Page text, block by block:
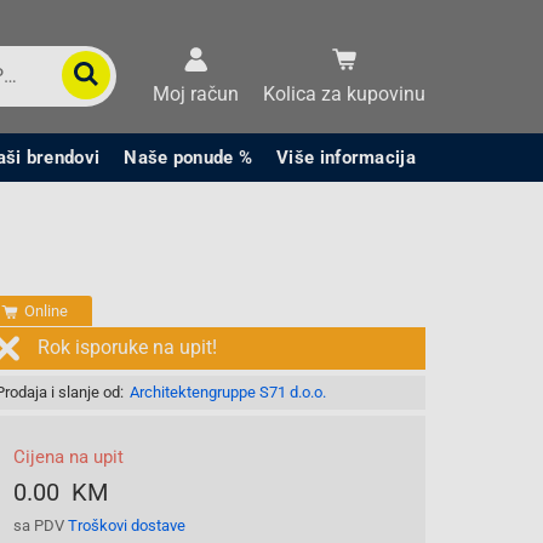
Moj račun Kolica za kupovinu
brendovi Naše ponude % Više informacija
Online
Rok isporuke na upit!
i slanje od: Architektengruppe S71 d.o.o.
Cijena na upit
0.00 KM
sa PDV Troškovi dostave